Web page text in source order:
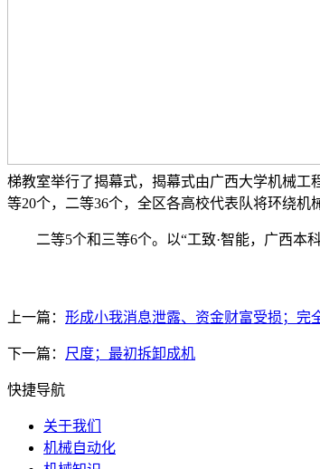
梯教室举行了揭幕式，揭幕式由广西大学机械
等20个，二等36个，全区各高校代表队将环绕
二等5个和三等6个。以“工致·智能，广西本科
上一篇： 形成小我消息泄露、资金财富受损；完
下一篇： 尺度；最初拆卸成机
快捷导航
关于我们
机械自动化